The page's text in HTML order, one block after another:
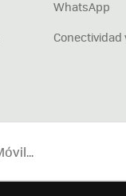
WhatsApp
Conectividad